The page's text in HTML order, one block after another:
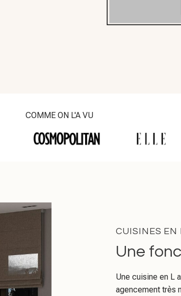
COMME ON L'A VU
CUISINES EN
Une
Une cuisine en L
agencement très